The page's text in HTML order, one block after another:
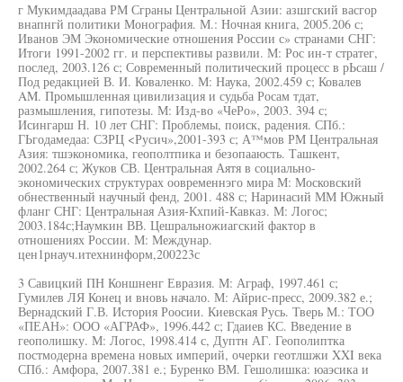
г Мукимдаадава РМ Сграны Центральной Азии: азшгский васгор
внапнгй политики Монография. М.: Ночная книга, 2005.206 с;
Иванов ЭМ Экономические отношения России с» странами СНГ:
Итоги 1991-2002 гг. и перспективы развили. М: Рос ин-т стратег,
послед, 2003.126 с; Современный политический процесс в рЬсаш /
Под редакцией В. И. Коваленко. М: Наука, 2002.459 с; Ковалев
AM. Промышленная цивилизация и судьба Росам тдат,
размышления, гипотезы. М: Изд-во «ЧеРо», 2003. 394 с;
Исингарш Н. 10 лет СНГ: Проблемы, поиск, радения. СПб.:
ГЬгодамедаа: СЗРЦ <Русич»,2001-393 с; А™мов РМ Центральная
Азия: тшэкономика, геополтпика и безопааюсть. Ташкент,
2002.264 с; Жуков СВ. Центральная Аятя в социально-
экономических структурах оовременнэго мира М: Московский
обнественный научный фенд, 2001. 488 с; Наринасий ММ Южный
фланг СНГ: Центральная Азия-Кхпий-Кавказ. М: Логос;
2003.184с;Наумкин ВВ. Цешральножиагский фактор в
отношениях России. М: Междунар.
цен1рнауч.итехнинформ,200223с
3 Савицкий ПН Коншненг Евразия. М: Аграф, 1997.461 с;
Гумилев ЛЯ Конец и вновь начало. М: Айрис-пресс, 2009.382 е.;
Вернадский Г.В. История Роосии. Киевская Русь. Тверь М.: ТОО
«ПЕАН»: ООО «АГРАФ», 1996.442 с; Гдаиев КС. Введение в
геополишку. М: Логос, 1998.414 с, Дуптн АГ. Геополиптка
постмодерна времена новых империй, очерки геотлшжи XXI века
СПб.: Амфора, 2007.381 е.; Буренко ВМ. Гешолишка: юаэсика и